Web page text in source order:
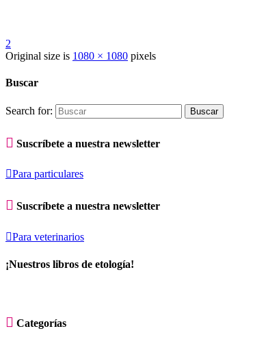
2
Original size is 1080 × 1080 pixels
Buscar
Search for:
 Suscríbete a nuestra newsletter
Para particulares
 Suscríbete a nuestra newsletter
Para veterinarios
¡Nuestros libros de etología!
 Categorías